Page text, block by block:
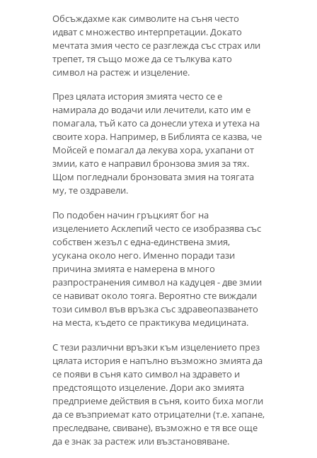
Обсъждахме как символите на съня често
идват с множество интерпретации. Докато
мечтата змия често се разглежда със страх или
трепет, тя също може да се тълкува като
символ на растеж и изцеление.
През цялата история змията често се е
намирала до водачи или лечители, като им е
помагала, тъй като са донесли утеха и утеха на
своите хора. Например, в Библията се казва, че
Мойсей е помагал да лекува хора, ухапани от
змии, като е направил бронзова змия за тях.
Щом погледнали бронзовата змия на тоягата
му, те оздравели.
По подобен начин гръцкият бог на
изцелението Асклепий често се изобразява със
собствен жезъл с една-единствена змия,
усукана около него. Именно поради тази
причина змията е намерена в много
разпространения символ на кадуцея - две змии
се навиват около тояга. Вероятно сте виждали
този символ във връзка със здравеопазването
на места, където се практикува медицината.
С тези различни връзки към изцелението през
цялата история е напълно възможно змията да
се появи в съня като символ на здравето и
предстоящото изцеление. Дори ако змията
предприеме действия в съня, които биха могли
да се възприемат като отрицателни (т.е. хапане,
преследване, свиване), възможно е тя все още
да е знак за растеж или възстановяване.